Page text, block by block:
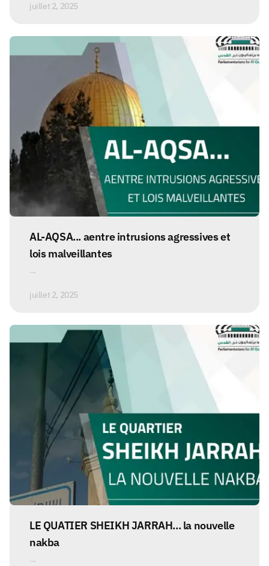
juillet 2, 2025
AL-AQSA... aentre intrusions agressives et
lois malveillantes
...
juillet 2, 2025
LE QUATIER SHEIKH JARRAH... la nouvelle
nakba
...